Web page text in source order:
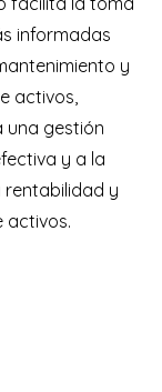
informadas
y
activos,
una gestión
y a la
rentabilidad y
activos.